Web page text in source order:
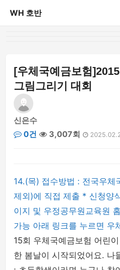
WH 호반
[우체국예금보험]2015
그림그리기 대회
신은수
0건
3,007회
14.(목) 접수방법 : 전국우체
제외)에 직접 제출 * 신청양
이지 및 우정공무원교육원
가능 아래 링크를 누르면 우
15회 우체국예금보험 어린
한 봄날이 시작되었어요. 나